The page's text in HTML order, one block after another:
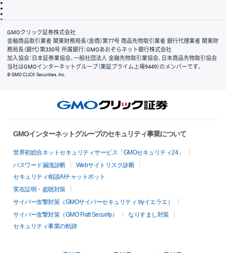
会社案内
GMOクリック証券株式会社
金融商品取引業者 関東財務局長（金商）第77号 商品先物取引業者 銀行代理業者 関東財
務局長（銀代）第330号 所属銀行：GMOあおぞらネット銀行株式会社
加入協会：日本証券業協会、一般社団法人 金融先物取引業協会、日本商品先物取引協会
当社はGMOインターネットグループ（東証プライム上場9449）のメンバーです。
© GMO CLICK Securities, Inc.
GMOインターネットグループのセキュリティ事業について
世界初総合ネットセキュリティサービス「GMOセキュリティ24」
パスワード漏洩診断
Webサイトリスク診断
セキュリティ相談AIチャットボット
実在証明・盗聴対策
サイバー攻撃対策（GMOサイバーセキュリティ byイエラエ）
サイバー攻撃対策（GMO Flatt Security）
なりすまし対策
セキュリティ事業の軌跡